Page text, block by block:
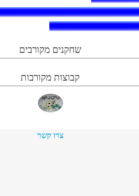
שחקנים מקורבים
קבוצות מקורבות
צרו קשר